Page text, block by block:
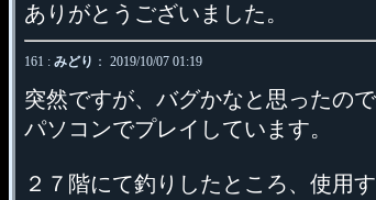
ありがとうございました。
161 : みどり ： 2019/10/07 01:19
突然ですが、バグかなと思ったの
パソコンでプレイしています。
２７階にて釣りしたところ、使用